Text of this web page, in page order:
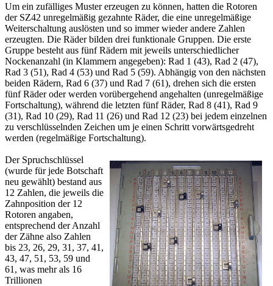
Um ein zufälliges Muster erzeugen zu können, hatten die Rotoren
der SZ42 unregelmäßig gezahnte Räder, die eine unregelmäßige
Weiterschaltung auslösten und so immer wieder andere Zahlen
erzeugten. Die Räder bilden drei funktionale Gruppen. Die erste
Gruppe besteht aus fünf Rädern mit jeweils unterschiedlicher
Nockenanzahl (in Klammern angegeben): Rad 1 (43), Rad 2 (47),
Rad 3 (51), Rad 4 (53) und Rad 5 (59). Abhängig von den nächsten
beiden Rädern, Rad 6 (37) und Rad 7 (61), drehen sich die ersten
fünf Räder oder werden vorübergehend angehalten (unregelmäßige
Fortschaltung), während die letzten fünf Räder, Rad 8 (41), Rad 9
(31), Rad 10 (29), Rad 11 (26) und Rad 12 (23) bei jedem einzelnen
zu verschlüsselnden Zeichen um je einen Schritt vorwärtsgedreht
werden (regelmäßige Fortschaltung).
Der Spruchschlüssel
(wurde für jede Botschaft
neu gewählt) bestand aus
12 Zahlen, die jeweils die
Zahnposition der 12
Rotoren angaben,
entsprechend der Anzahl
der Zähne also Zahlen
bis 23, 26, 29, 31, 37, 41,
43, 47, 51, 53, 59 und
61, was mehr als 16
Trillionen